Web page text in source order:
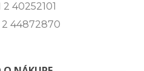
2 40252101
2 44872870